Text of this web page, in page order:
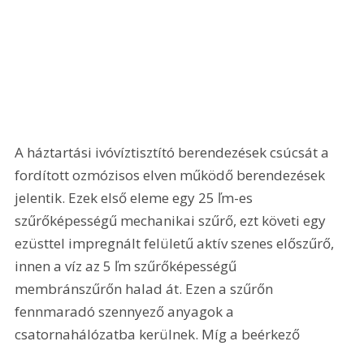
A háztartási ivóvíztisztító berendezések csúcsát a
fordított ozmózisos elven működő berendezések
jelentik. Ezek első eleme egy 25 ľm-es
szűrőképességű mechanikai szűrő, ezt követi egy
ezüsttel impregnált felületű aktív szenes előszűrő,
innen a víz az 5 ľm szűrőképességű
membránszűrőn halad át. Ezen a szűrőn
fennmaradó szennyező anyagok a
csatornahálózatba kerülnek. Míg a beérkező